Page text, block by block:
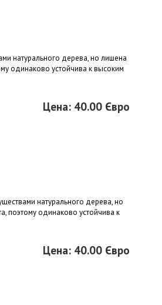
натурального дерева, но лишена
одинаково устойчива к высоким
Цена: 40.00 Євро
натурального дерева, но
поэтому одинаково устойчива к
Цена: 40.00 Євро